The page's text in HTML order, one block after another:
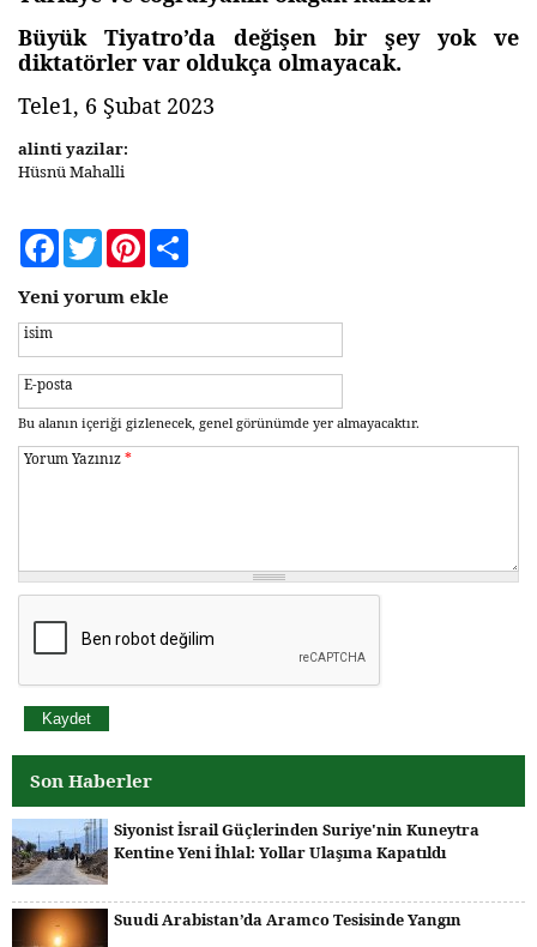
Büyük Tiyatro’da değişen bir şey yok ve
diktatörler var oldukça olmayacak.
Tele1, 6 Şubat 2023
alinti yazilar:
Hüsnü Mahalli
FacebookTwitterPinterest
Yeni yorum ekle
isim
E-posta
Bu alanın içeriği gizlenecek, genel görünümde yer almayacaktır.
Yorum Yazınız*
Son Haberler
Siyonist İsrail Güçlerinden Suriye'nin Kuneytra
Kentine Yeni İhlal: Yollar Ulaşıma Kapatıldı
Suudi Arabistan’da Aramco Tesisinde Yangın